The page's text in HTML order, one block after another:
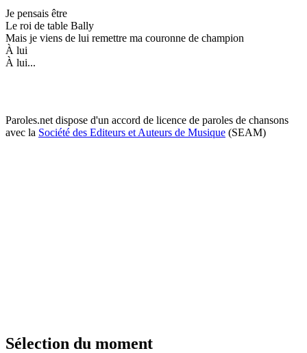
Je pensais être
Le roi de table Bally
Mais je viens de lui remettre ma couronne de champion
À lui
À lui...
Paroles.net dispose d'un accord de licence de paroles de chansons
avec la Société des Editeurs et Auteurs de Musique (SEAM)
Sélection du moment